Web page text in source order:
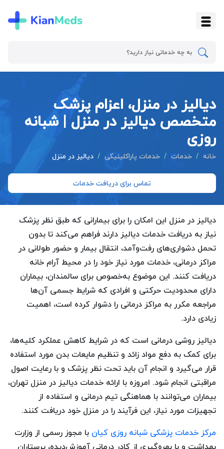
دیالیز در منزل، اعزام پزشک
متخصص دیالیز در منزل | شبانه
روزی
خانه خدمات خدمات پاراکلینیکی دیالیز در منزل
تماس برای دریافت خدمات
دیالیز در منزل این امکان را برای بیمارانی که طبق نظر پزشک
نیاز به دریافت خدمات دیالیز دارند فراهم می‌کند تا بدون
تحمل دشواری‌های رفت‌وآمد، انتقال بیمار و حضور طولانی در
مراکز درمانی، خدمات مورد نیاز خود را در محیط آرام خانه
دریافت کنند. این موضوع به‌خصوص برای سالمندان، بیماران
دارای محدودیت حرکتی و افرادی که شرایط جسمی آن‌ها
مراجعه مکرر به مراکز درمانی را دشوار کرده است، اهمیت
زیادی دارد.
دیالیز روشی درمانی است که در شرایط کاهش عملکرد کلیه‌ها،
برای کمک به دفع مواد زائد و تنظیم مایعات بدن مورد استفاده
قرار می‌گیرد و انجام آن باید تحت نظر پزشک و با رعایت اصول
مراقبتی انجام شود. امروزه با ارائه خدمات دیالیز در منزل تهران،
بیماران می‌توانند با هماهنگی تیم درمانی و استفاده از
تجهیزات مورد نیاز، این فرآیند را در منزل خود دریافت کنند.
مرکز خدمات پزشکی شبانه روزی کیان با مجوز رسمی از وزارت